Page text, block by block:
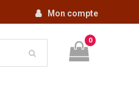
Mon compte
0